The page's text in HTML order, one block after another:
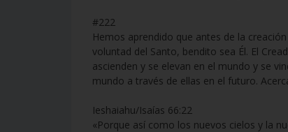
#222
Hemos aprendido que antes de la
voluntad del Santo, bendito sea Él. El
ascienden y se elevan en el mundo y se
mundo a través de ellas en el futuro.
Ieshaiahu/Isaías 66:22
«Porque así como los nuevos cielos y la